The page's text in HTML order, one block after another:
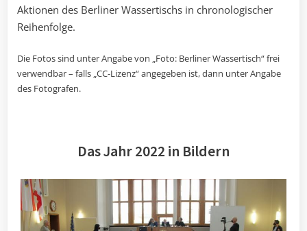
Aktionen des Berliner Wassertischs in chronologischer
Reihenfolge.
Die Fotos sind unter Angabe von „Foto: Berliner Wassertisch“ frei
verwendbar – falls „CC-Lizenz“ angegeben ist, dann unter Angabe
des Fotografen.
Das Jahr 2022 in Bildern